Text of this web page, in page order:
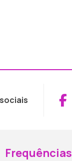
Frequências